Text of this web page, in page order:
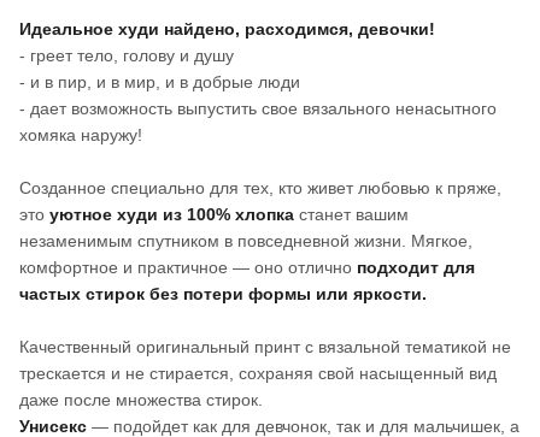
Идеальное худи найдено, расходимся, девочки!
- греет тело, голову и душу
- и в пир, и в мир, и в добрые люди
- дает возможность выпустить свое вязального ненасытного
хомяка наружу!
Созданное специально для тех, кто живет любовью к пряже,
это уютное худи из 100% хлопка станет вашим
незаменимым спутником в повседневной жизни. Мягкое,
комфортное и практичное — оно отлично подходит для
частых стирок без потери формы или яркости.
Качественный оригинальный принт с вязальной тематикой не
трескается и не стирается, сохраняя свой насыщенный вид
даже после множества стирок.
Унисекс — подойдет как для девчонок, так и для мальчишек, а